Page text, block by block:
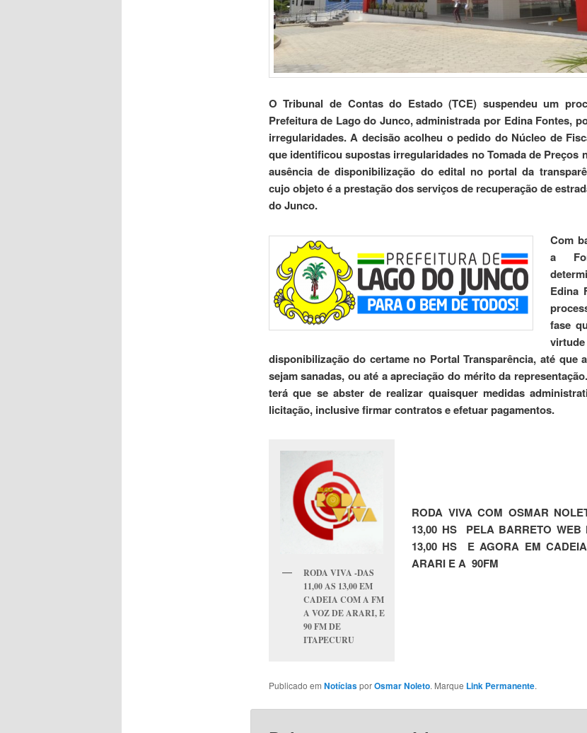
O Tribunal de Contas do Estado (TCE) suspendeu um
Prefeitura de Lago do Junco, administrada por Edina Fontes,
irregularidades.A decisão acolheu o pedido do Núcleo de
que identificou supostas irregularidades no Tomada de Preços
ausência de disponibilização do edital no portal da
cujo objeto é a prestação dos serviços de recuperação de
do Junco.
Com
a
Edina
fase
disponibilização do certame no Portal Transparência, até que
sejam sanadas, ou até a apreciação do mérito da
terá que se abster de realizar quaisquer medidas
licitação, inclusive firmar contratos e efetuar pagamentos.
RODA VIVA -DAS
11,00 AS 13,00 EM
CADEIA COM A FM
A VOZ DE ARARI, E
90 FM DE
ITAPECURU
RODA VIVA COM OSMAR
13,00 HS PELA BARRETO
13,00 HS E AGORA EM
ARARI E A 90FM
Publicado em NotíciasporOsmar Noleto. Marque Link Permanente.